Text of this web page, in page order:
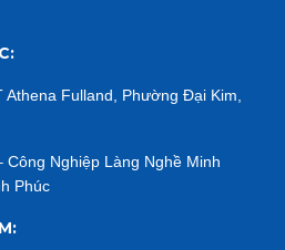
Athena Fulland, Phường Đại Kim,
Công Nghiệp Làng Nghề Minh
Phúc